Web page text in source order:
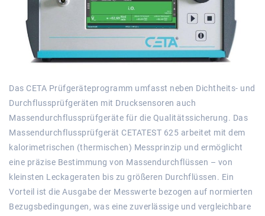
Das CETA Prüfgeräteprogramm umfasst neben Dichtheits- und
Durchflussprüfgeräten mit Drucksensoren auch
Massendurchflussprüfgeräte für die Qualitätssicherung. Das
Massendurchflussprüfgerät CETATEST 625 arbeitet mit dem
kalorimetrischen (thermischen) Messprinzip und ermöglicht
eine präzise Bestimmung von Massendurchflüssen – von
kleinsten Leckageraten bis zu größeren Durchflüssen. Ein
Vorteil ist die Ausgabe der Messwerte bezogen auf normierten
Bezugsbedingungen, was eine zuverlässige und vergleichbare